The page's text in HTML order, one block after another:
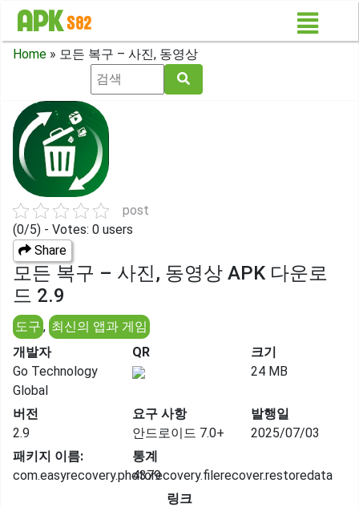
Home » 모든 복구 – 사진, 동영상
post
(0/5) - Votes: 0 users
Share
모든 복구 – 사진, 동영상 APK 다운로
드 2.9
도구 , 최신의 앱과 게임
개발자
Go Technology
Global
QR
크기
24 MB
버전
2.9
요구 사항
안드로이드 7.0+
발행일
2025/07/03
패키지 이름:
com.easyrecovery.photorecovery.filerecover.restoredata
통계
4379
링크